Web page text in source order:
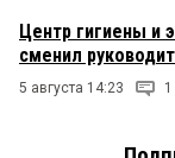
Центр гигиены и
сменил
5 августа 14:23 1